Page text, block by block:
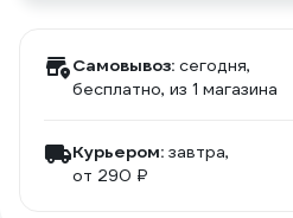
Самовывоз: сегодня,
бесплатно, из 1 магазина
Курьером: завтра,
от 290 ₽